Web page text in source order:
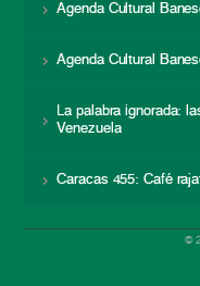
Agenda Cultural
Agenda Cultural
La palabra ignorada:
Venezuela
Caracas 455: Café
©